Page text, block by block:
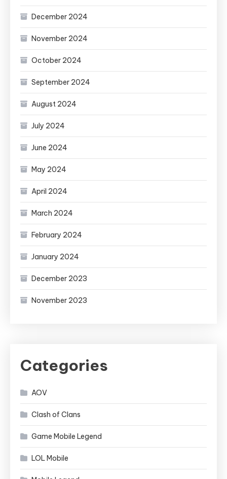
December 2024
November 2024
October 2024
September 2024
August 2024
July 2024
June 2024
May 2024
April 2024
March 2024
February 2024
January 2024
December 2023
November 2023
Categories
AOV
Clash of Clans
Game Mobile Legend
LOL Mobile